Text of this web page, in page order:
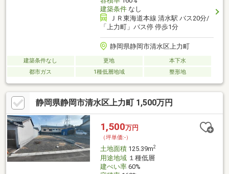
建築条件なし
ＪＲ東海道本線 清水駅 バス20分/
「上力町」バス停 停歩1分
静岡県静岡市清水区上力町
建築条件なし 更地
本下水
都市ガス
1種低層地域 整形地
静岡県静岡市清水区上力町 1,500万円
1,500万円
（坪単価:-）
土地面積125.39m2
用途地域１種低層
建ぺい率60%